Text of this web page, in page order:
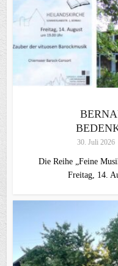
30. Juli 2026
Die Reihe „Feine
Freitag, 14.